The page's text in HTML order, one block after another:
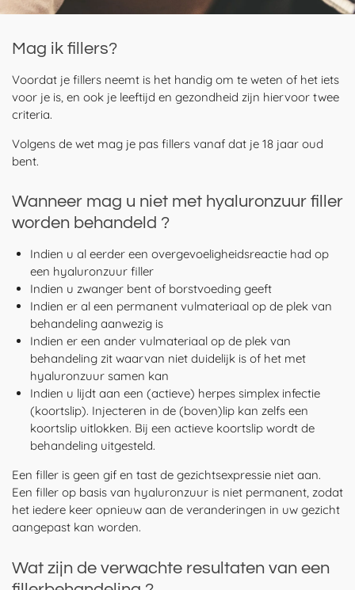
Mag ik fillers?
Voordat je fillers neemt is het handig om te weten of het iets
voor je is, en ook je leeftijd en gezondheid zijn hiervoor twee
criteria.
Volgens de wet mag je pas fillers vanaf dat je 18 jaar oud
bent.
Wanneer mag u niet met hyaluronzuur filler
worden behandeld ?
Indien u al eerder een overgevoeligheidsreactie had op
een hyaluronzuur filler
Indien u zwanger bent of borstvoeding geeft
Indien er al een permanent vulmateriaal op de plek van
behandeling aanwezig is
Indien er een ander vulmateriaal op de plek van
behandeling zit waarvan niet duidelijk is of het met
hyaluronzuur samen kan
Indien u lijdt aan een (actieve) herpes simplex infectie
(koortslip). Injecteren in de (boven)lip kan zelfs een
koortslip uitlokken. Bij een actieve koortslip wordt de
behandeling uitgesteld.
Een filler is geen gif en tast de gezichtsexpressie niet aan.
Een filler op basis van hyaluronzuur is niet permanent, zodat
het iedere keer opnieuw aan de veranderingen in uw gezicht
aangepast kan worden.
Wat zijn de verwachte resultaten van een